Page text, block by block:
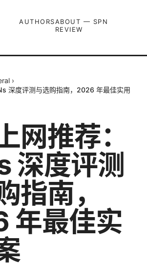
AUTHORSABOUT — SPN
REVIEW
›
深度评测与选购指南，2026 年最佳实用
网推荐：
深度评测
指南，
年最佳实